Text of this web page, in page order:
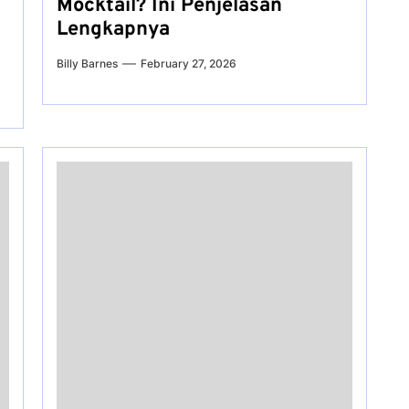
Mocktail? Ini Penjelasan
Lengkapnya
Billy Barnes February 27, 2026